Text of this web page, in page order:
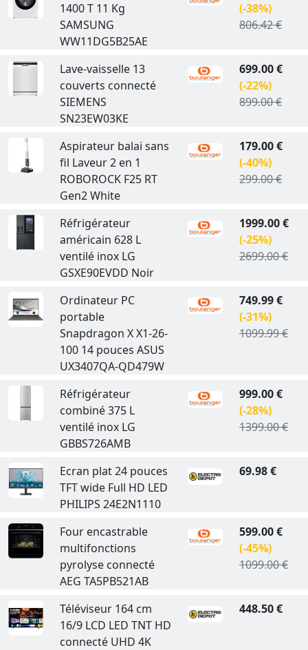
1400 T 11 Kg
SAMSUNG
WW11DG5B25AE
(-38%)
806.42 €
Lave-vaisselle 13
couverts connecté
SIEMENS
SN23EW03KE
699.00 €
(-22%)
899.00 €
Aspirateur balai sans
fil Laveur 2 en 1
ROBOROCK F25 RT
Gen2 White
179.00 €
(-40%)
299.00 €
Réfrigérateur
américain 628 L
ventilé inox LG
GSXE90EVDD Noir
1999.00 €
(-25%)
2699.00 €
Ordinateur PC
portable
Snapdragon X X1-26-
100 14 pouces ASUS
UX3407QA-QD479W
749.99 €
(-31%)
1099.99 €
Réfrigérateur
combiné 375 L
ventilé inox LG
GBBS726AMB
999.00 €
(-28%)
1399.00 €
Ecran plat 24 pouces
TFT wide Full HD LED
PHILIPS 24E2N1110
69.98 €
Four encastrable
multifonctions
pyrolyse connecté
AEG TA5PB521AB
599.00 €
(-45%)
1099.00 €
Téléviseur 164 cm
16/9 LCD LED TNT HD
connecté UHD 4K
448.50 €